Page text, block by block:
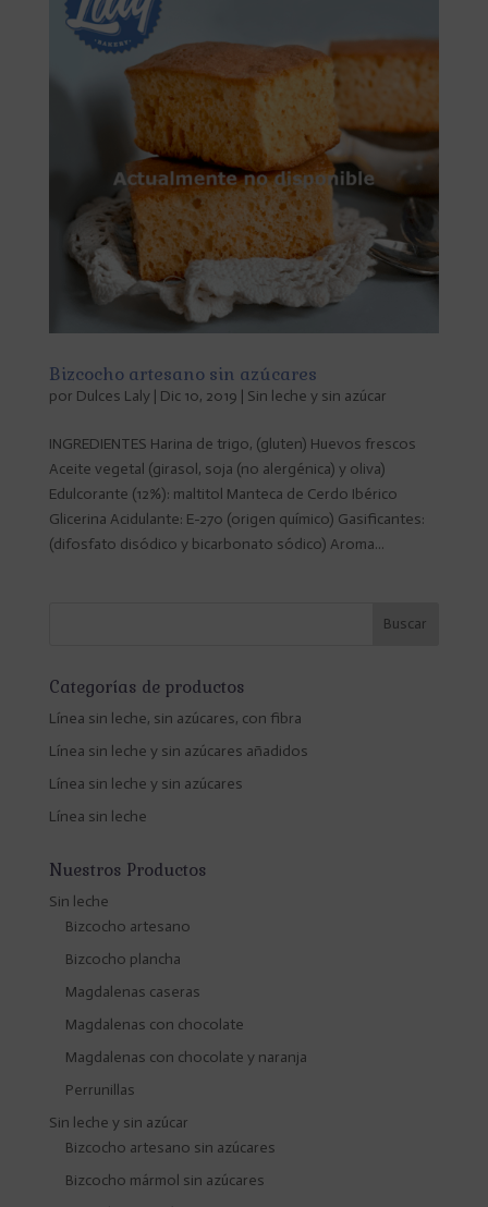
Bizcocho artesano sin azúcares
por Dulces Laly| Dic 10, 2019 Sin leche y sin azúcar
INGREDIENTES Harina de trigo, (gluten) Huevos frescos
Aceite vegetal (girasol, soja (no alergénica) y oliva)
Edulcorante (12%): maltitol Manteca de Cerdo Ibérico
Glicerina Acidulante: E-270 (origen químico) Gasificantes:
(difosfato disódico y bicarbonato sódico) Aroma...
Categorías de productos
Línea sin leche, sin azúcares, con fibra
Línea sin leche y sin azúcares añadidos
Línea sin leche y sin azúcares
Línea sin leche
Nuestros Productos
Sin leche
Bizcocho artesano
Bizcocho plancha
Magdalenas caseras
Magdalenas con chocolate
Magdalenas con chocolate y naranja
Perrunillas
Sin leche y sin azúcar
Bizcocho artesano sin azúcares
Bizcocho mármol sin azúcares